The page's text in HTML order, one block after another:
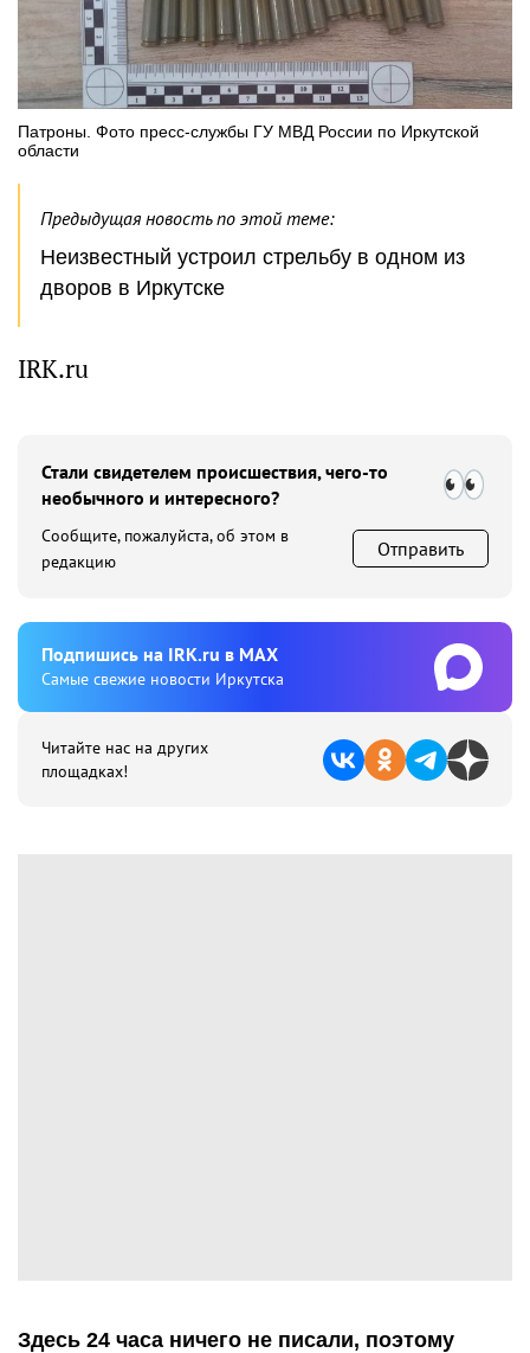
Патроны. Фото пресс-службы ГУ МВД России по Иркутской
области
Предыдущая новость по этой теме:
Неизвестный устроил стрельбу в одном из
дворов в Иркутске
IRK.ru
Стали свидетелем происшествия, чего-то
необычного и интересного?
Сообщите, пожалуйста, об этом в
редакцию
Отправить
Подпишиcь на IRK.ru в MAX
Cамые свежие новости Иркутска
Читайте нас на других
площадках!
Здесь 24 часа ничего не писали, поэтому